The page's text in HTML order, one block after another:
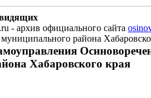
- архив официального сайта
района
Хабаровского края